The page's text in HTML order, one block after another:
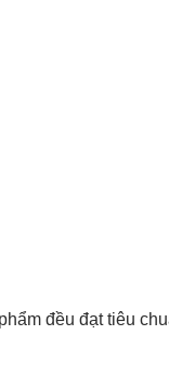
đều đạt tiêu